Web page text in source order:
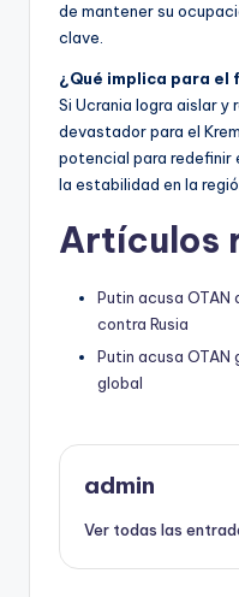
de mantener su
clave.
¿Qué implica para el
Si Ucrania logra aislar y
devastador para el
potencial para redefinir
la estabilidad en la
Artículos
Putin acusa OTAN
contra Rusia
Putin acusa
global
admin
Ver todas las